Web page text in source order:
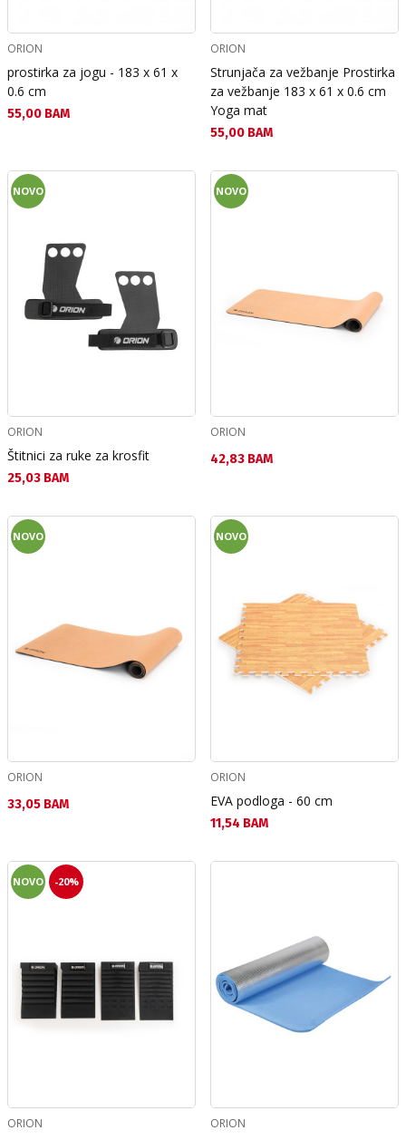
ORION
prostirka za jogu - 183 x 61 x
0.6 cm
Текуща цена:
55,00 BAM
ORION
Strunjača za vežbanje Prostirka
za vežbanje 183 х 61 х 0.6 cm
Yoga mat
Текуща цена:
55,00 BAM
NOVO
ORION
Štitnici za ruke za krosfit
Текуща цена:
25,03 BAM
NOVO
ORION
Текуща цена:
42,83 BAM
NOVO
ORION
Текуща цена:
33,05 BAM
NOVO
ORION
EVA podloga - 60 cm
Текуща цена:
11,54 BAM
NOVO -20%
ORION ORION